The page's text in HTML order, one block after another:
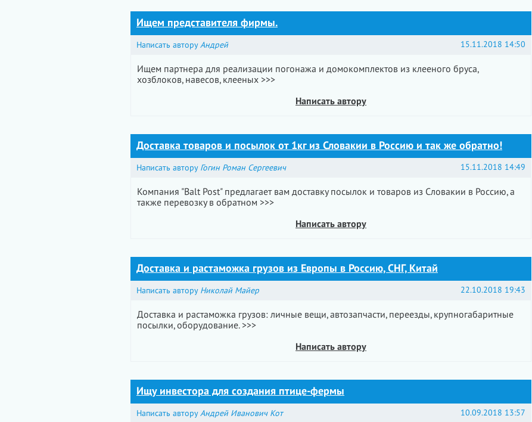
Ищем представителя фирмы.
Написать авторуАндрей 15.11.2018 14:50
Ищем партнера для реализации погонажа и домокомплектов из клееного бруса,
хозблоков, навесов, клееных >>>
Написать автору
Доставка товаров и посылок от 1кг из Словакии в Россию и так же обратно!
Написать автору Гогин Роман Сергеевич 15.11.2018 14:49
Компания "Balt Post" предлагает вам доставку посылок и товаров из Словакии в Россию, а
также перевозку в обратном >>>
Написать автору
Доставка и растаможка грузов из Европы в Россию, СНГ, Китай
Написать автору Николай Майер 22.10.2018 19:43
Доставка и растаможка грузов: личные вещи, автозапчасти, переезды, крупногабаритные
посылки, оборудование. >>>
Написать автору
Ищу инвестора для создания птице-фермы
Написать авторуАндрей Иванович Кот 10.09.2018 13:57